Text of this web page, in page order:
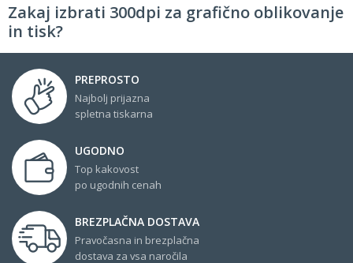
Zakaj izbrati 300dpi za grafično oblikovanje
in tisk?
PREPROSTO
Najbolj prijazna
spletna tiskarna
UGODNO
Top kakovost
po ugodnih cenah
BREZPLAČNA DOSTAVA
Pravočasna in brezplačna
dostava za vsa naročila